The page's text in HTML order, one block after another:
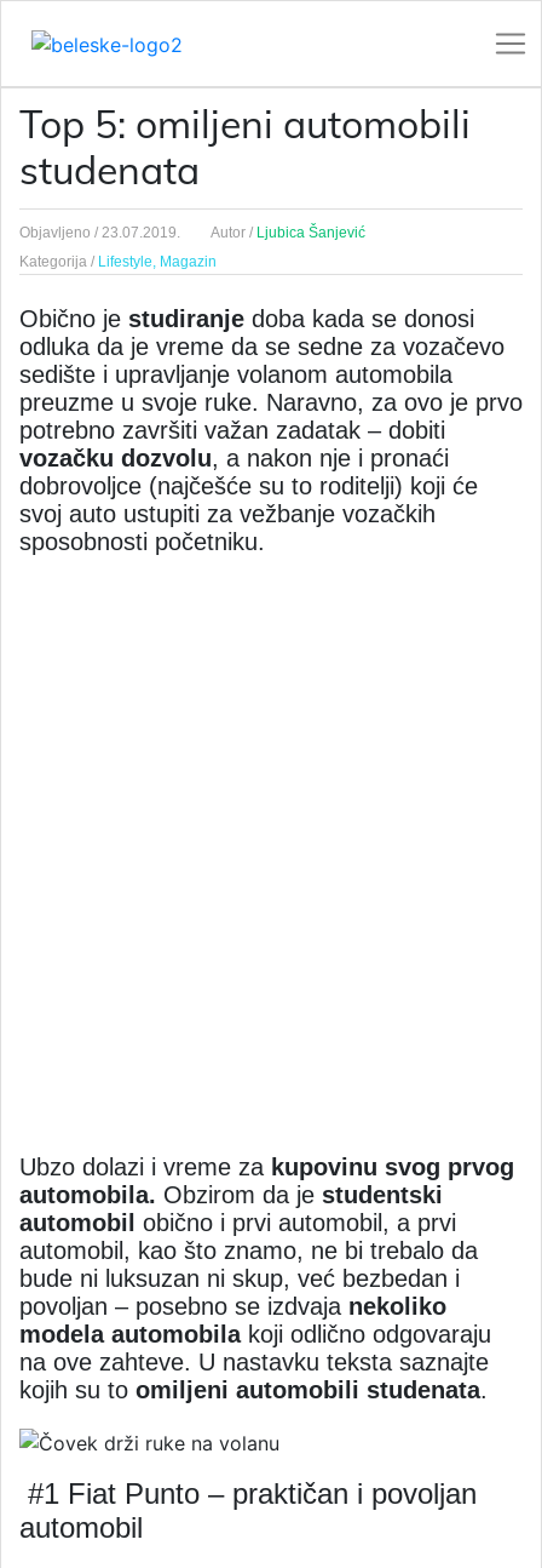
Top 5: omiljeni automobili
studenata
Objavljeno / 23.07.2019. Autor / Ljubica Šanjević
Kategorija / Lifestyle, Magazin
Obično je studiranje doba kada se donosi
odluka da je vreme da se sedne za vozačevo
sedište i upravljanje volanom automobila
preuzme u svoje ruke. Naravno, za ovo je prvo
potrebno završiti važan zadatak – dobiti
vozačku dozvolu, a nakon nje i pronaći
dobrovoljce (najčešće su to roditelji) koji će
svoj auto ustupiti za vežbanje vozačkih
sposobnosti početniku.
Ubzo dolazi i vreme za kupovinu svog prvog
automobila. Obzirom da je studentski
automobil obično i prvi automobil, a prvi
automobil, kao što znamo, ne bi trebalo da
bude ni luksuzan ni skup, već bezbedan i
povoljan – posebno se izdvaja nekoliko
modela automobila koji odlično odgovaraju
na ove zahteve. U nastavku teksta saznajte
kojih su to omiljeni automobili studenata.
#1 Fiat Punto – praktičan i povoljan
automobil